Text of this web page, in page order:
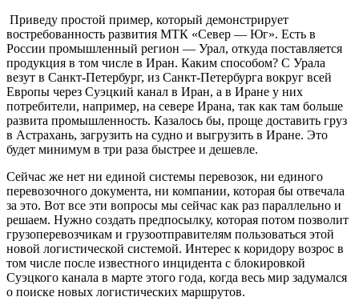
Приведу простой пример, который демонстрирует
востребованность развития МТК «Север — Юг». Есть в
России промышленный регион — Урал, откуда поставляется
продукция в том числе в Иран. Каким способом? С Урала
везут в Санкт-Петербург, из Санкт-Петербурга вокруг всей
Европы через Суэцкий канал в Иран, а в Иране у них
потребители, например, на севере Ирана, так как там больше
развита промышленность. Казалось бы, проще доставить груз
в Астрахань, загрузить на судно и выгрузить в Иране. Это
будет минимум в три раза быстрее и дешевле.
Сейчас же нет ни единой системы перевозок, ни единого
перевозочного документа, ни компании, которая бы отвечала
за это. Вот все эти вопросы мы сейчас как раз параллельно и
решаем. Нужно создать предпосылку, которая потом позволит
грузоперевозчикам и грузоотправителям пользоваться этой
новой логистической системой. Интерес к коридору возрос в
том числе после известного инцидента с блокировкой
Суэцкого канала в марте этого года, когда весь мир задумался
о поиске новых логистических маршрутов.